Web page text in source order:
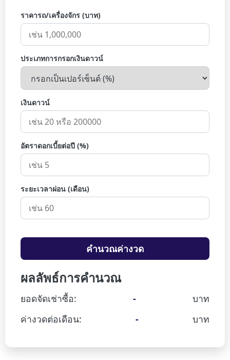
ราคารถ/เครื่องจักร (บาท)
ประเภทการกรอกเงินดาวน์
เงินดาวน์
อัตราดอกเบี้ยต่อปี (%)
ระยะเวลาผ่อน (เดือน)
คำนวณค่างวด
ผลลัพธ์การคำนวณ
ยอดจัดเช่าซื้อ: -
บาท
ค่างวดต่อเดือน:
- บาท